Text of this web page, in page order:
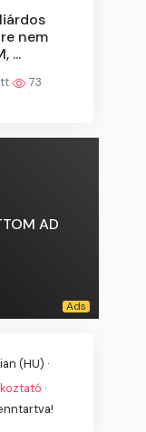
nem
...
73
AD
(HU) ·
·